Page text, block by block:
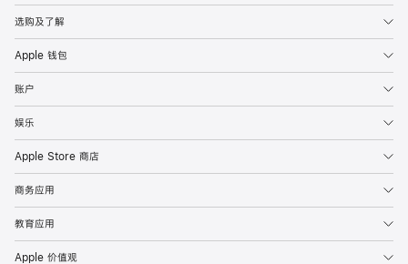
选购及了解
Apple 钱包
账户
娱乐
Apple Store 商店
商务应用
教育应用
Apple 价值观